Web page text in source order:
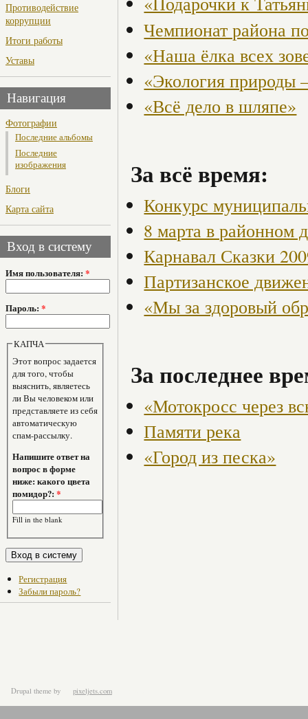
Противодействие
коррупции
Итоги работы
Уставы
Навигация
Фотографии
Последние альбомы
Последние
изображения
Блоги
Карта сайта
Вход в систему
Имя пользователя: *
Пароль: *
КАПЧА
Этот вопрос задается
для того, чтобы
выяснить, являетесь
ли Вы человеком или
представляете из себя
автоматическую
спам-рассылку.
Напишите ответ на
вопрос в форме
ниже: какого цвета
помидор?:*
Fill in the blank
Регистрация
Забыли пароль?
Чемпионат района
«Наша ёлка всех
«Экология природы
«Всё дело в шляпе»
За всё время:
Конкурс
8 марта в районном
Карнавал Сказки
Партизанское
«Мы за здоровый
За последнее
«Мотокросс через
Памяти река
«Город из песка»
Drupal theme by pixeljets.com